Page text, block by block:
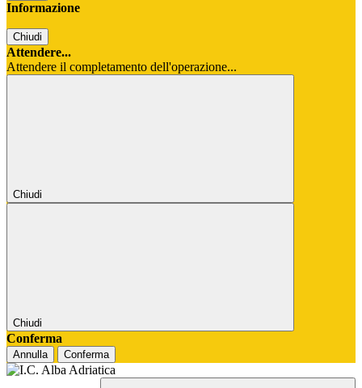
Informazione
Chiudi
Attendere...
Attendere il completamento dell'operazione...
Chiudi
Chiudi
Conferma
Annulla Conferma